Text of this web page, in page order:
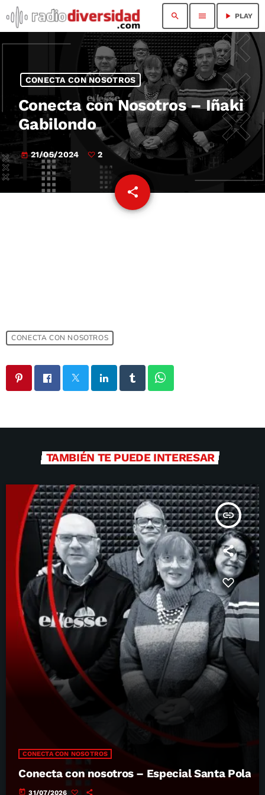
search menu play_arrow PLAY
CONECTA CON NOSOTROS
Conecta con Nosotros – Iñaki
Gabilondo
today 21/05/2024 2
share
email
CONECTA CON NOSOTROS
TAMBIÉN TE PUEDE INTERESAR
insert_link
CONECTA CON NOSOTROS
Conecta con nosotros – Especial Santa Pola
today 31/07/2026